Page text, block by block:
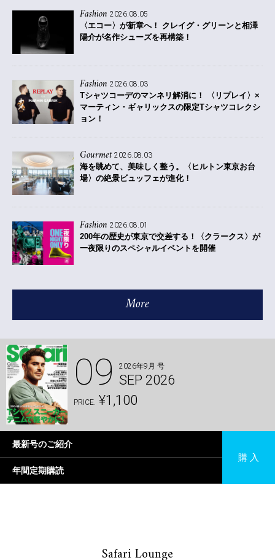
Fashion 2026.08.05
〈エコー〉が新章へ！ クレイグ・グリーンと相澤
陽介が名作シューズを再構築！
Fashion 2026.08.03
Tシャツコーデのマンネリ解消に！ 〈リプレイ〉×
マーティン・ギャリックスの限定Tシャツコレクシ
ョン！
Gourmet 2026.08.03
海を眺めて、美味しく整う。〈ヒルトン東京お台
場〉の絶景ビュッフェが進化！
Fashion 2026.08.01
200年の歴史が東京で交差する！〈クラークス〉が
一夜限りのスペシャルイベントを開催
More
09 2026年9月 号
SEP 2026
PRICE. ¥1,100
最新号のご紹介
年間定期購読
購 入
Safari Lounge